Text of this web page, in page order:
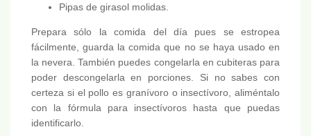
Pipas de girasol molidas.
Prepara sólo la comida del día pues se estropea
fácilmente, guarda la comida que no se haya usado en
la nevera. También puedes congelarla en cubiteras para
poder descongelarla en porciones. Si no sabes con
certeza si el pollo es granívoro o insectívoro, aliméntalo
con la fórmula para insectívoros hasta que puedas
identificarlo.